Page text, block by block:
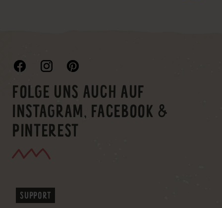
FOLGE UNS AUCH AUF
INSTAGRAM, FACEBOOK &
PINTEREST
SUPPORT